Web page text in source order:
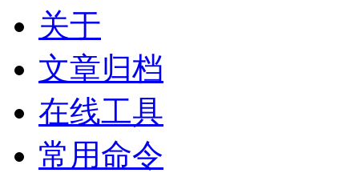
关于
文章归档
在线工具
常用命令